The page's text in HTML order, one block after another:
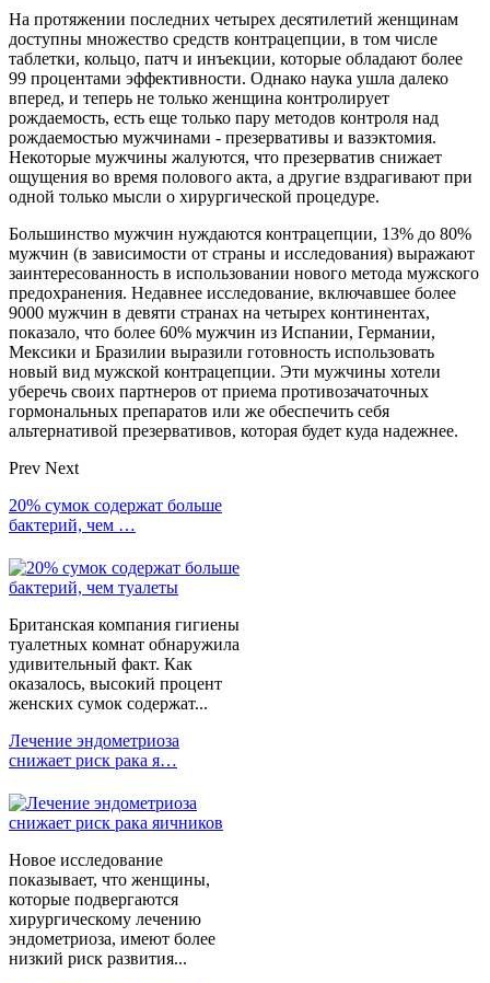
На протяжении последних четырех десятилетий женщинам
доступны множество средств контрацепции, в том числе
таблетки, кольцо, патч и инъекции, которые обладают более
99 процентами эффективности. Однако наука ушла далеко
вперед, и теперь не только женщина контролирует
рождаемость, есть еще только пару методов контроля над
рождаемостью мужчинами - презервативы и вазэктомия.
Некоторые мужчины жалуются, что презерватив снижает
ощущения во время полового акта, а другие вздрагивают при
одной только мысли о хирургической процедуре.
Большинство мужчин нуждаются контрацепции, 13% до 80%
мужчин (в зависимости от страны и исследования) выражают
заинтересованность в использовании нового метода мужского
предохранения. Недавнее исследование, включавшее более
9000 мужчин в девяти странах на четырех континентах,
показало, что более 60% мужчин из Испании, Германии,
Мексики и Бразилии выразили готовность использовать
новый вид мужской контрацепции. Эти мужчины хотели
уберечь своих партнеров от приема противозачаточных
гормональных препаратов или же обеспечить себя
альтернативой презервативов, которая будет куда надежнее.
Prev Next
20% сумок содержат больше
бактерий, чем …
Британская компания гигиены
туалетных комнат обнаружила
удивительный факт. Как
оказалось, высокий процент
женских сумок содержат...
Лечение эндометриоза
снижает риск рака я…
Новое исследование
показывает, что женщины,
которые подвергаются
хирургическому лечению
эндометриоза, имеют более
низкий риск развития...